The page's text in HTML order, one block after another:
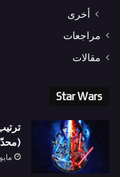
أخرى
مراجعات
مقالات
Star Wars
(محدّث
مايو 10, 2026